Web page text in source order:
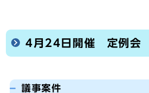
4月24日開催 定例会
議事案件